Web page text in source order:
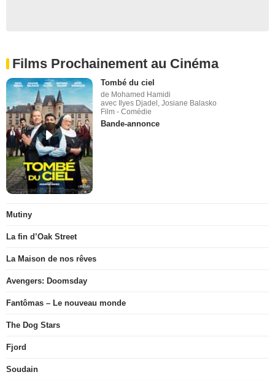
Films Prochainement au Cinéma
Tombé du ciel
de Mohamed Hamidi
avec Ilyes Djadel, Josiane Balasko
Film - Comédie
Bande-annonce
Mutiny
La fin d’Oak Street
La Maison de nos rêves
Avengers: Doomsday
Fantômas – Le nouveau monde
The Dog Stars
Fjord
Soudain